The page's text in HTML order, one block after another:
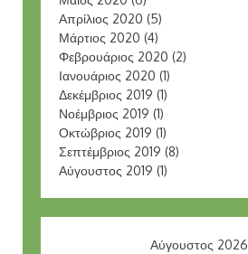
Απρίλιος 2020 (5)
Μάρτιος 2020 (4)
Φεβρουάριος 2020 (2)
Ιανουάριος 2020 (1)
Δεκέμβριος 2019 (1)
Νοέμβριος 2019 (1)
Οκτώβριος 2019 (1)
Σεπτέμβριος 2019 (8)
Αύγουστος 2019 (1)
Αύγουστος 2026